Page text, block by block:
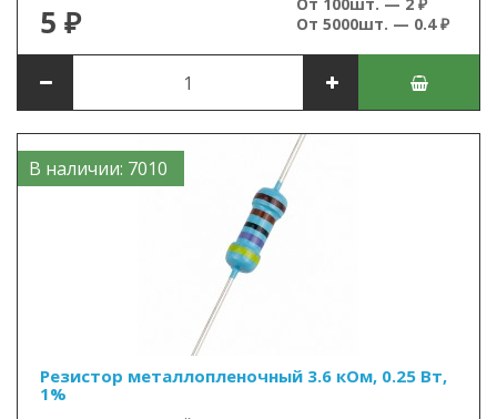
5 ₽
От 5000шт. — 0.4 ₽
В наличии: 7010
Резистор металлопленочный 3.6 кОм, 0.25 Вт,
1%